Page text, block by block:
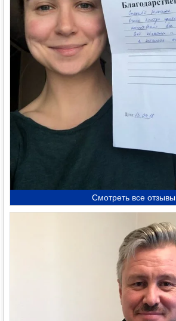
Смотреть все отзывы